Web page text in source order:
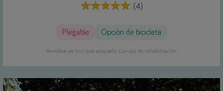
(4)
Plegable Opción de bicicleta
Remolque de bicicleta adaptado Carritos de rehabilitación